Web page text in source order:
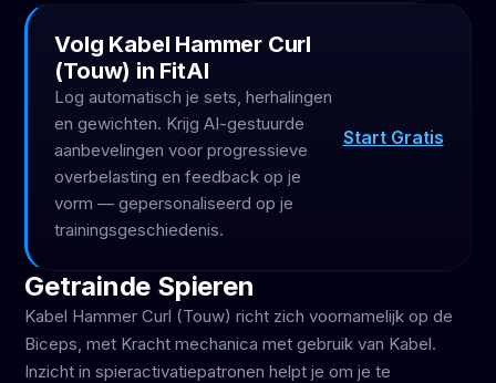
Volg Kabel Hammer Curl
(Touw) in FitAI
Log automatisch je sets, herhalingen
en gewichten. Krijg AI-gestuurde
aanbevelingen voor progressieve
overbelasting en feedback op je
vorm — gepersonaliseerd op je
trainingsgeschiedenis.
Start Gratis
Getrainde Spieren
Kabel Hammer Curl (Touw) richt zich voornamelijk op de
Biceps, met Kracht mechanica met gebruik van Kabel.
Inzicht in spieractivatiepatronen helpt je om je te